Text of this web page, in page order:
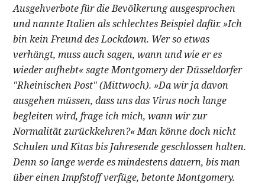
Ausgehverbote für die Bevölkerung ausgesprochen
und nannte Italien als schlechtes Beispiel dafür. »Ich
bin kein Freund des Lockdown. Wer so etwas
verhängt, muss auch sagen, wann und wie er es
wieder aufhebt« sagte Montgomery der Düsseldorfer
"Rheinischen Post" (Mittwoch). »Da wir ja davon
ausgehen müssen, dass uns das Virus noch lange
begleiten wird, frage ich mich, wann wir zur
Normalität zurückkehren?« Man könne doch nicht
Schulen und Kitas bis Jahresende geschlossen halten.
Denn so lange werde es mindestens dauern, bis man
über einen Impfstoff verfüge, betonte Montgomery.